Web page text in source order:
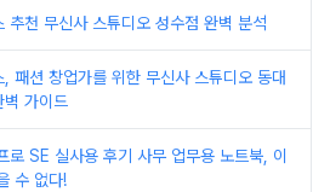
추천 무신사 스튜디오 성수점 완벽 분석
패션 창업가를 위한 무신사 스튜디오 동대
벽 가이드
로 SE 실사용 후기 사무 업무용 노트북, 이
수 없다!